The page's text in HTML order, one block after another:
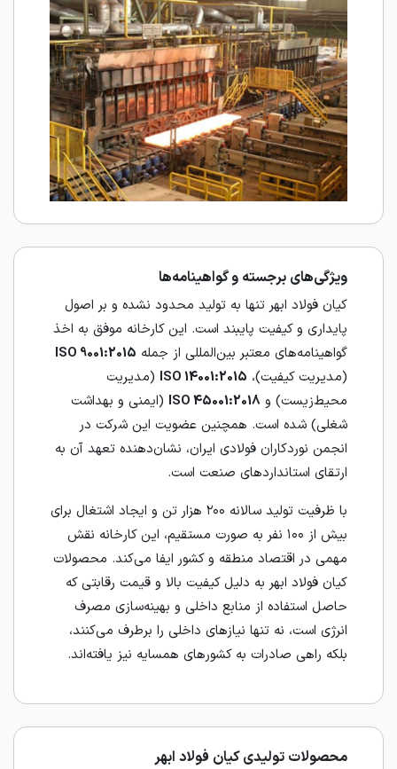
ویژگی‌های برجسته و گواهینامه‌ها
کیان فولاد ابهر تنها به تولید محدود نشده و بر اصول
پایداری و کیفیت پایبند است. این کارخانه موفق به اخذ
گواهینامه‌های معتبر بین‌المللی از جمله ISO 9001:2015
(مدیریت کیفیت)، ISO 14001:2015 (مدیریت
محیط‌زیست) و ISO 45001:2018 (ایمنی و بهداشت
شغلی) شده است. همچنین عضویت این شرکت در
انجمن نوردکاران فولادی ایران، نشان‌دهنده تعهد آن به
ارتقای استانداردهای صنعت است.
با ظرفیت تولید سالانه ۲۰۰ هزار تن و ایجاد اشتغال برای
بیش از ۱۰۰ نفر به صورت مستقیم، این کارخانه نقش
مهمی در اقتصاد منطقه و کشور ایفا می‌کند. محصولات
کیان فولاد ابهر به دلیل کیفیت بالا و قیمت رقابتی که
حاصل استفاده از منابع داخلی و بهینه‌سازی مصرف
انرژی است، نه تنها نیازهای داخلی را برطرف می‌کنند،
بلکه راهی صادرات به کشورهای همسایه نیز یافته‌اند.
محصولات تولیدی کیان فولاد ابهر